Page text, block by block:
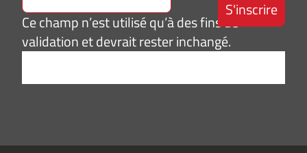
Ce champ n’est utilisé qu’à des fins de
validation et devrait rester inchangé.
e-